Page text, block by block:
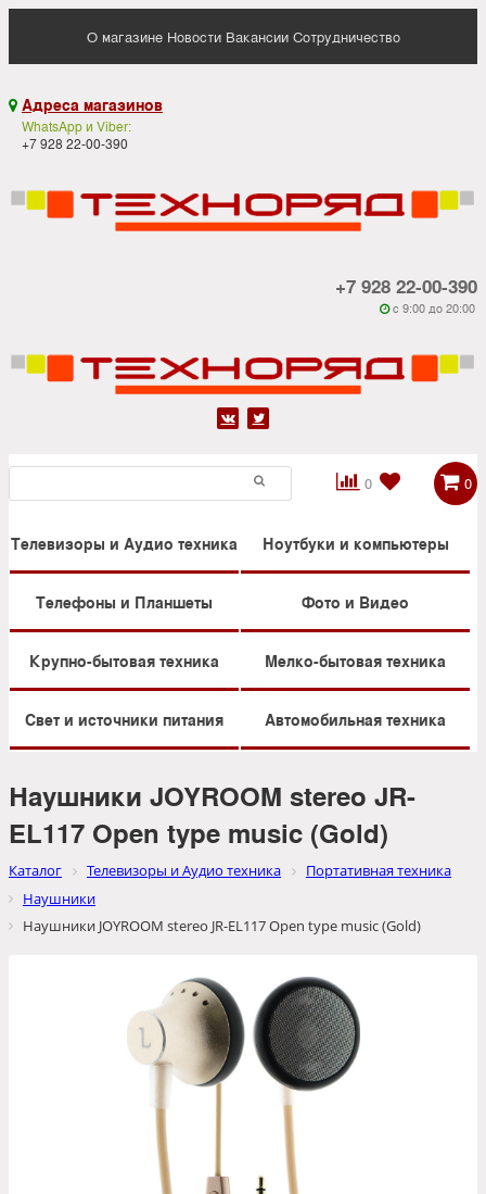
О магазине Новости Вакансии Сотрудничество
 Адреса магазинов
WhatsApp и Viber:
+7 928 22-00-390
+7 928 22-00-390
 c 9:00 до 20:00
 
0

 0
Телевизоры и Аудио техника Ноутбуки и компьютеры
Телефоны и Планшеты Фото и Видео
Крупно-бытовая техника Мелко-бытовая техника
Свет и источники питания Автомобильная техника
Наушники JOYROOM stereo JR-
EL117 Open type music (Gold)
Каталог Телевизоры и Аудио техника
Портативная техника
Наушники
Наушники JOYROOM stereo JR-EL117 Open type music (Gold)